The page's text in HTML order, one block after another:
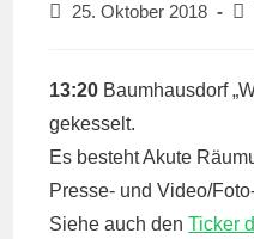
Beitrag
25. Oktober 2018
13:20 Baumhausdorf
gekesselt.
Es besteht Akute
Presse- und Video/
Siehe auch denTicker